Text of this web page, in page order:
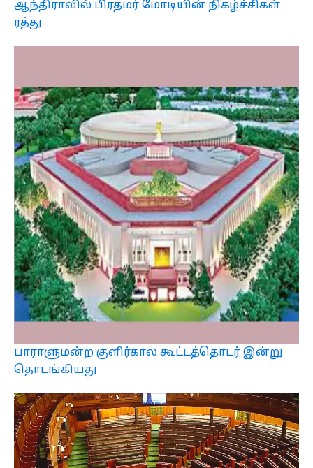
ஆந்திராவில் பிரதமர் மோடியின் நிகழ்ச்சிகள்
ரத்து
பாராளுமன்ற குளிர்கால கூட்டத்தொடர் இன்று
தொடங்கியது